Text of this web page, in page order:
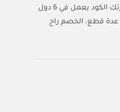
من منصة كل الكوبونات، واحصل على 5% خصم فوري على إجمالي فاتورتك الكود يعمل في 6 دول
عدة قطع، الخصم راح